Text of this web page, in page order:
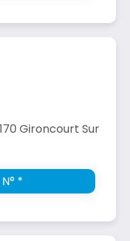
Gironcourt Sur
*